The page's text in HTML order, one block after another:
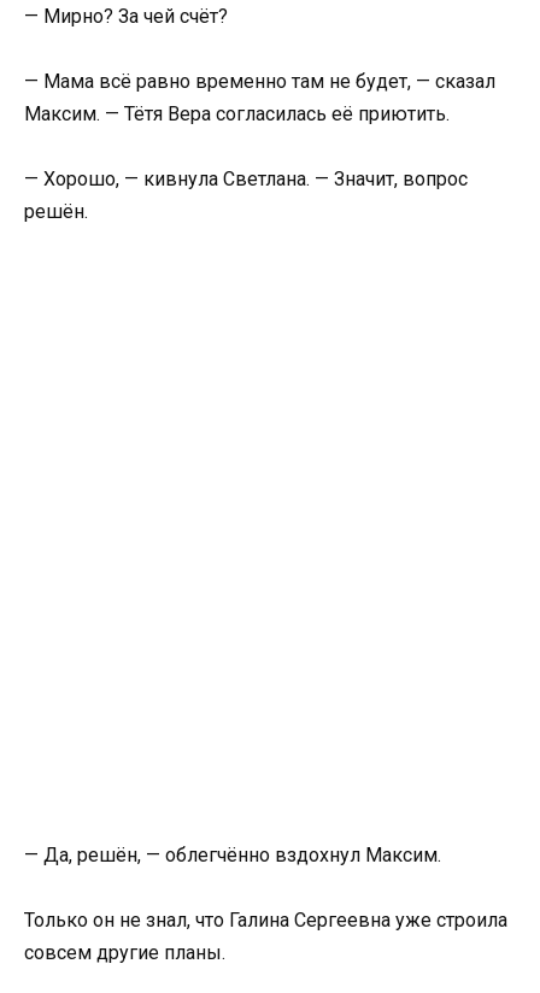
— Мирно? За чей счёт?
— Мама всё равно временно там не будет, — сказал
Максим. — Тётя Вера согласилась её приютить.
— Хорошо, — кивнула Светлана. — Значит, вопрос
решён.
— Да, решён, — облегчённо вздохнул Максим.
Только он не знал, что Галина Сергеевна уже строила
совсем другие планы.